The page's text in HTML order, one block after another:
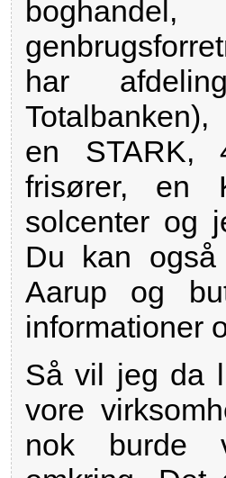
har
en STARK,
frisører, en
solcenter og
Du kan
Aarup og
informationer
Så vil jeg da
vore
nok burde